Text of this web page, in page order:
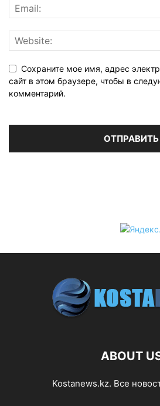
Сохраните мое имя, адрес
сайт в этом браузере, чтобы в
комментарий.
ABOUT
Kostanews.kz. Все